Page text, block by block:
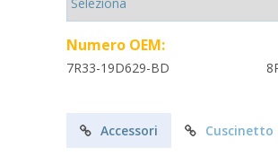
Numero OEM:
7R33-19D629-BD
Accessori Cuscinetto